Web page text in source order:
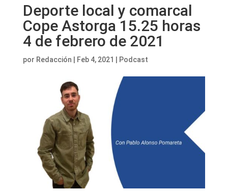
Deporte local y comarcal
Cope Astorga 15.25 horas
4 de febrero de 2021
por Redacción Feb 4, 2021 Podcast